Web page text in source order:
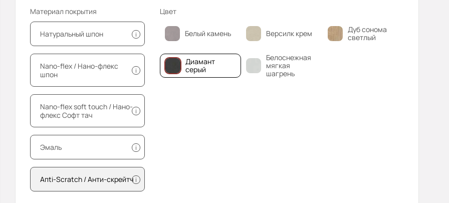
Материал покрытия
Натуральный шпон i
Nano-flex / Нано-флекс
шпон
i
Nano-flex soft touch / Нано-
флекс Софт тач
i
Эмаль i
Апti-Sсrаtсh / Анти-скрейтч i
Цвет
Белый камень Версилк крем
Дуб сонома
светлый
Диамант
серый
Белоснежная
мягкая
шагрень